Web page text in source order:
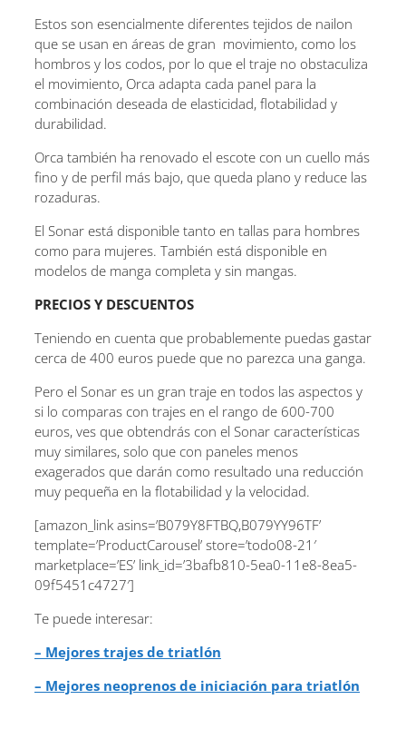
Estos son esencialmente diferentes tejidos de nailon
que se usan en áreas de gran movimiento, como los
hombros y los codos, por lo que el traje no obstaculiza
el movimiento, Orca adapta cada panel para la
combinación deseada de elasticidad, flotabilidad y
durabilidad.
Orca también ha renovado el escote con un cuello más
fino y de perfil más bajo, que queda plano y reduce las
rozaduras.
El Sonar está disponible tanto en tallas para hombres
como para mujeres. También está disponible en
modelos de manga completa y sin mangas.
PRECIOS Y DESCUENTOS
Teniendo en cuenta que probablemente puedas gastar
cerca de 400 euros puede que no parezca una ganga.
Pero el Sonar es un gran traje en todos las aspectos y
si lo comparas con trajes en el rango de 600-700
euros, ves que obtendrás con el Sonar características
muy similares, solo que con paneles menos
exagerados que darán como resultado una reducción
muy pequeña en la flotabilidad y la velocidad.
[amazon_link asins=’B079Y8FTBQ,B079YY96TF’
template=’ProductCarousel’ store=’todo08-21′
marketplace=’ES’ link_id=’3bafb810-5ea0-11e8-8ea5-
09f5451c4727′]
Te puede interesar:
– Mejores trajes de triatlón
– Mejores neoprenos de iniciación para triatlón